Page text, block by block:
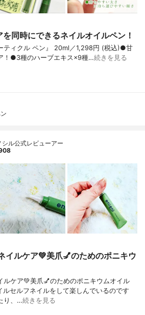
同時にできるネイルオイルペン！
ティクル ペン』 20ml／1,298円 (税込)●甘
！●3種のハーブエキス×9種…続きを見る
ル公式レビューアー
イルケア💚美爪💅のためのポニキウ
ルケア💚美爪💅のためのポニキウムオイル
セルフネイルをして楽しんでいるのです
り、…続きを見る